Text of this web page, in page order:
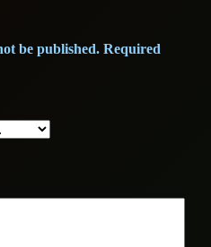
be published. Required